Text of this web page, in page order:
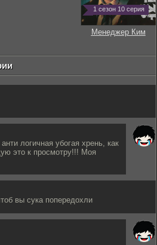
1 сезон 10 серия
Менеджер Ким
логичная убогая хрень, как
это к просмотру!!! Моя
вы сука попередохли